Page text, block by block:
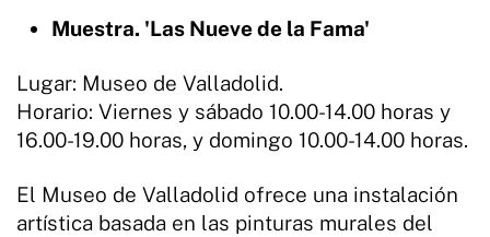
Muestra. 'Las Nueve de la Fama'
Lugar: Museo de Valladolid.
Horario: Viernes y sábado 10.00-14.00 horas y
16.00-19.00 horas, y domingo 10.00-14.00 horas.
El Museo de Valladolid ofrece una instalación
artística basada en las pinturas murales del